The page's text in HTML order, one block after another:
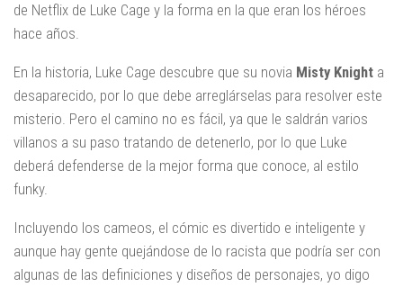
de Netflix de Luke Cage y la forma en la que eran los héroes
hace años.
En la historia, Luke Cage descubre que su novia Misty Knight a
desaparecido, por lo que debe arreglárselas para resolver este
misterio. Pero el camino no es fácil, ya que le saldrán varios
villanos a su paso tratando de detenerlo, por lo que Luke
deberá defenderse de la mejor forma que conoce, al estilo
funky.
Incluyendo los cameos, el cómic es divertido e inteligente y
aunque hay gente quejándose de lo racista que podría ser con
algunas de las definiciones y diseños de personajes, yo digo